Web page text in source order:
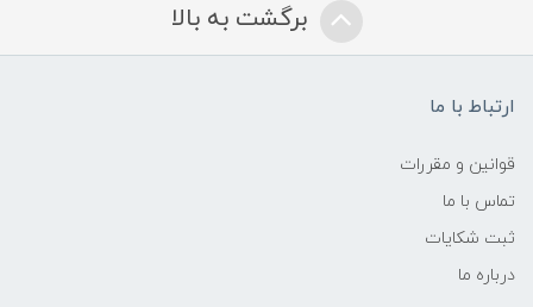
برگشت به بالا
ارتباط با ما
قوانین و مقررات
تماس با ما
ثبت شکایات
درباره ما